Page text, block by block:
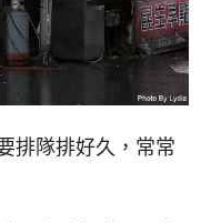
排隊排好久，常常